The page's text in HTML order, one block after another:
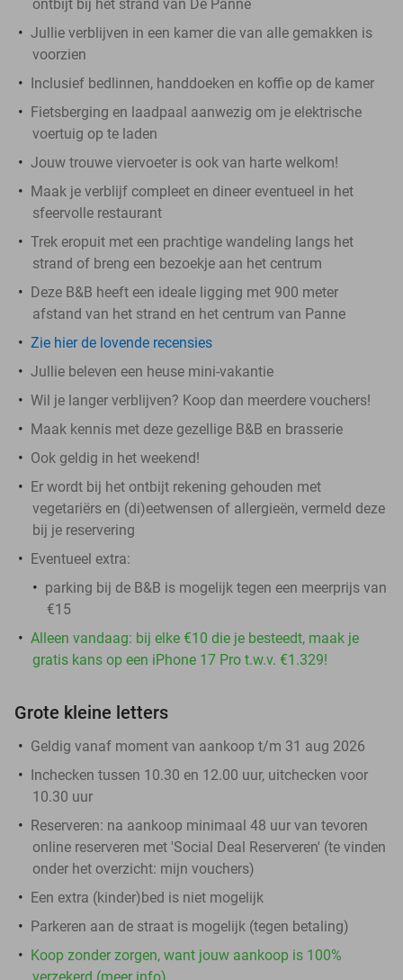
ontbijt bij het strand van De Panne
Jullie verblijven in een kamer die van alle gemakken is
voorzien
Inclusief bedlinnen, handdoeken en koffie op de kamer
Fietsberging en laadpaal aanwezig om je elektrische
voertuig op te laden
Jouw trouwe viervoeter is ook van harte welkom!
Maak je verblijf compleet en dineer eventueel in het
sfeervolle restaurant
Trek eropuit met een prachtige wandeling langs het
strand of breng een bezoekje aan het centrum
Deze B&B heeft een ideale ligging met 900 meter
afstand van het strand en het centrum van Panne
Zie hier de lovende recensies
Jullie beleven een heuse mini-vakantie
Wil je langer verblijven? Koop dan meerdere vouchers!
Maak kennis met deze gezellige B&B en brasserie
Ook geldig in het weekend!
Er wordt bij het ontbijt rekening gehouden met
vegetariërs en (di)eetwensen of allergieën, vermeld deze
bij je reservering
Eventueel extra:
parking bij de B&B is mogelijk tegen een meerprijs van
€15
Alleen vandaag: bij elke €10 die je besteedt, maak je
gratis kans op een iPhone 17 Pro t.w.v. €1.329!
Grote kleine letters
Geldig vanaf moment van aankoop t/m 31 aug 2026
Inchecken tussen 10.30 en 12.00 uur, uitchecken voor
10.30 uur
Reserveren: na aankoop minimaal 48 uur van tevoren
online reserveren met 'Social Deal Reserveren' (te vinden
onder het overzicht: mijn vouchers)
Een extra (kinder)bed is niet mogelijk
Parkeren aan de straat is mogelijk (tegen betaling)
Koop zonder zorgen, want jouw aankoop is 100%